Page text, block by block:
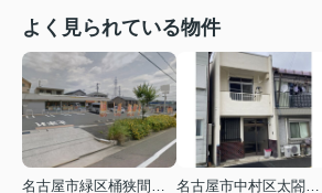
よく見られている物件
名古屋市緑区桶狭間神明
名古屋市中村区太閤２丁目